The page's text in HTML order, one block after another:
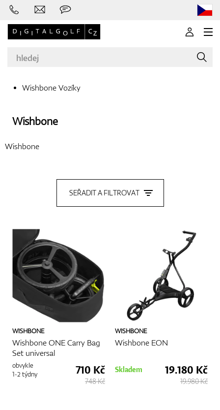
Rukavice
Míčky
Bagy
Wishbone Vozíky
Wishbone
Wishbone
SEŘADIT A FILTROVAT
WISHBONE
Wishbone ONE Carry Bag
Set universal
obvykle
1-2 týdny
710 Kč
748 Kč
WISHBONE
Wishbone EON
Skladem 19.180 Kč
19.980 Kč